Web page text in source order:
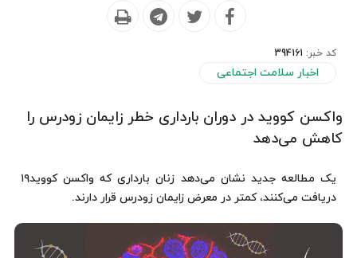
کد خبر: 394161
اخبار سلامت اجتماعی
واکسن کووید در دوران بارداری خطر زایمان زودرس را
کاهش می‌دهد
یک مطالعه جدید نشان می‌دهد زنان بارداری که واکسن کووید۱۹
دریافت می‌کنند، کمتر در معرض زایمان زودرس قرار دارند.